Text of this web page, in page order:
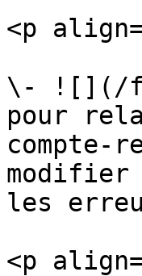
<p
\- ![](/
pour
compte-
modifier
les
<p